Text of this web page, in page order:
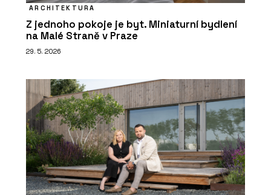
ARCHITEKTURA
Z jednoho pokoje je byt. Miniaturní bydlení
na Malé Straně v Praze
29. 5. 2026